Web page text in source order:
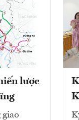
lược